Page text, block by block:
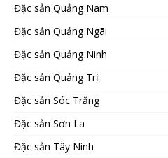
Đặc sản Quảng Nam
Đặc sản Quảng Ngãi
Đặc sản Quảng Ninh
Đặc sản Quảng Trị
Đặc sản Sóc Trăng
Đặc sản Sơn La
Đặc sản Tây Ninh